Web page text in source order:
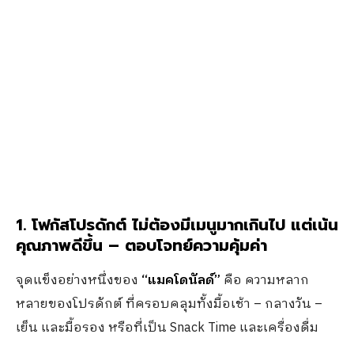
1. โฟกัสโปรดักต์ ไม่ต้องมีเมนูมากเกินไป แต่เน้น
คุณภาพดีขึ้น – ตอบโจทย์ความคุ้มค่า
จุดแข็งอย่างหนึ่งของ “แมคโดนัลด์” คือ ความหลาก
หลายของโปรดักต์ ที่ครอบคลุมทั้งมื้อเช้า – กลางวัน –
เย็น และมื้อรอง หรือที่เป็น Snack Time และเครื่องดื่ม